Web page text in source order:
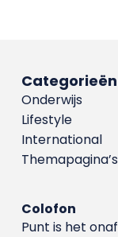
Categorieën
Onderwijs
Lifestyle
International
Themapagina’s
Colofon
Punt is het